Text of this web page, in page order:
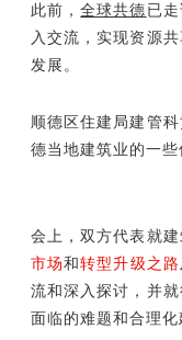
此前，全球共德 已
入交流，实现资源
发展。
顺德区住建局建管
德当地建筑业的一些
会上，双方代表就
市场和转型升级之路
流和深入探讨，并
面临的难题和合理化